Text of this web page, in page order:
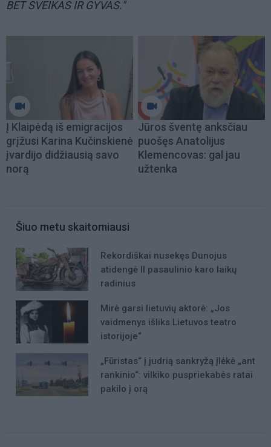
BET SVEIKAS IR GYVAS."
Į Klaipėdą iš emigracijos
grįžusi Karina Kučinskienė
įvardijo didžiausią savo
norą
Jūros šventę anksčiau
puošęs Anatolijus
Klemencovas: gal jau
užtenka
Šiuo metu skaitomiausi
Rekordiškai nusekęs Dunojus
atidengė II pasaulinio karo laikų
radinius
Mirė garsi lietuvių aktorė: „Jos
vaidmenys išliks Lietuvos teatro
istorijoje“
„Fūristas“ į judrią sankryžą įlėkė „ant
rankinio“: vilkiko puspriekabės ratai
pakilo į orą